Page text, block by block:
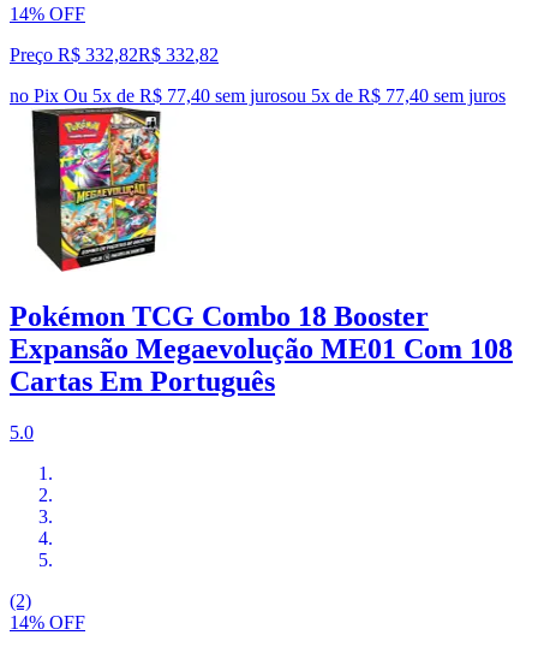
14% OFF
Preço R$ 332,82R$ 332,82
no Pix Ou 5x de R$ 77,40 sem jurosou 5x de R$ 77,40 sem juros
Pokémon TCG Combo 18 Booster
Expansão Megaevolução ME01 Com 108
Cartas Em Português
5.0
(2)
14% OFF